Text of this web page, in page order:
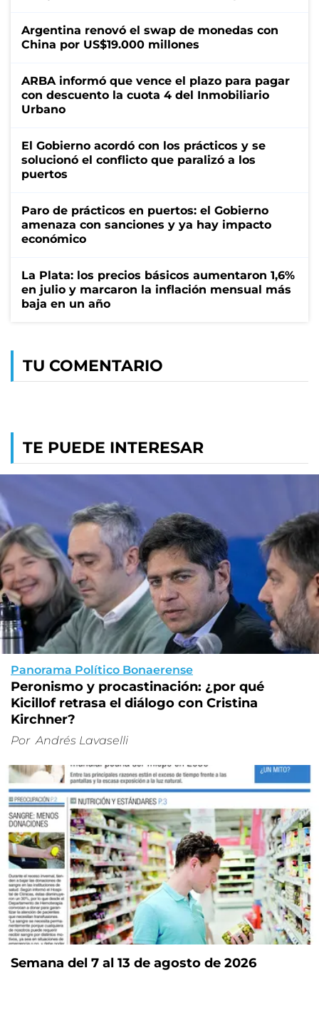
Argentina renovó el swap de monedas con
China por US$19.000 millones
ARBA informó que vence el plazo para pagar
con descuento la cuota 4 del Inmobiliario
Urbano
El Gobierno acordó con los prácticos y se
solucionó el conflicto que paralizó a los
puertos
Paro de prácticos en puertos: el Gobierno
amenaza con sanciones y ya hay impacto
económico
La Plata: los precios básicos aumentaron 1,6%
en julio y marcaron la inflación mensual más
baja en un año
TU COMENTARIO
TE PUEDE INTERESAR
Panorama Político Bonaerense
Peronismo y procastinación: ¿por qué
Kicillof retrasa el diálogo con Cristina
Kirchner?
Por Andrés Lavaselli
Semana del 7 al 13 de agosto de 2026